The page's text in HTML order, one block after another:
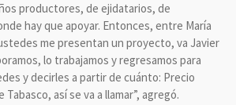
productores, de ejidatarios, de
hay que apoyar. Entonces, entre María
me presentan un proyecto, va Javier
lo trabajamos y regresamos para
y decirles a partir de cuánto: Precio
así se va a llamar”, agregó.